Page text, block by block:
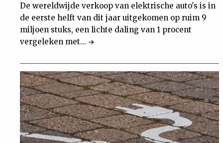
De wereldwijde verkoop van elektrische auto's is in
de eerste helft van dit jaar uitgekomen op ruim 9
miljoen stuks, een lichte daling van 1 procent
vergeleken met...